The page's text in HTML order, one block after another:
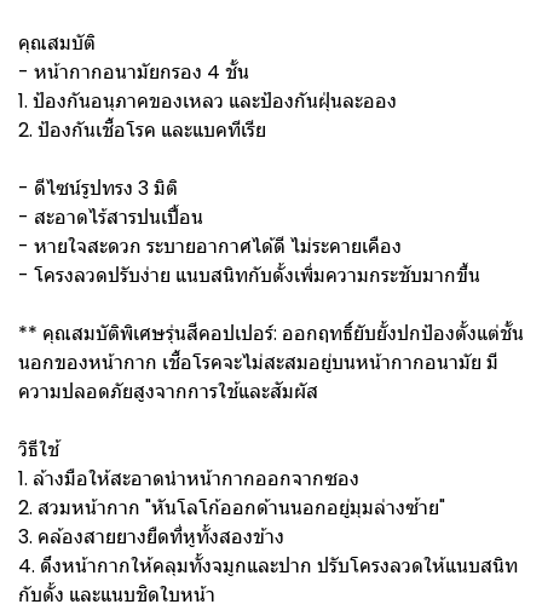
คุณสมบัติ
- หน้ากากอนามัยกรอง 4 ชั้น
1. ป้องกันอนุภาคของเหลว และป้องกันฝุ่นละออง
2. ป้องกันเชื้อโรค และแบคทีเรีย
- ดีไซน์รูปทรง 3 มิติ
- สะอาดไร้สารปนเปื้อน
- หายใจสะดวก ระบายอากาศได้ดี ไม่ระคายเคือง
- โครงลวดปรับง่าย แนบสนิทกับดั้งเพิ่มความกระชับมากขึ้น
** คุณสมบัติพิเศษรุ่นสีคอปเปอร์: ออกฤทธิ์ยับยั้งปกป้องตั้งแต่ชั้น
นอกของหน้ากาก เชื้อโรคจะไม่สะสมอยู่บนหน้ากากอนามัย มี
ความปลอดภัยสูงจากการใช้และสัมผัส
วิธีใช้
1. ล้างมือให้สะอาดนำหน้ากากออกจากซอง
2. สวมหน้ากาก "หันโลโก้ออกด้านนอกอยู่มุมล่างซ้าย"
3. คล้องสายยางยืดที่หูทั้งสองข้าง
4. ดึงหน้ากากให้คลุมทั้งจมูกและปาก ปรับโครงลวดให้แนบสนิท
กับดั้ง และแนบชิดใบหน้า